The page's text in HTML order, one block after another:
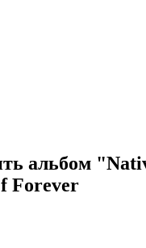
альбом
Forever